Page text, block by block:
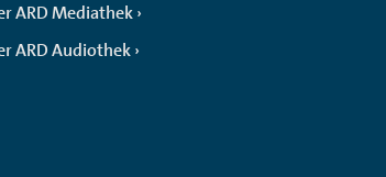
ARD Mediathek
ARD Audiothek